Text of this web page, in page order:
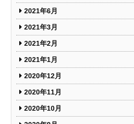
2021年6月
2021年3月
2021年2月
2021年1月
2020年12月
2020年11月
2020年10月